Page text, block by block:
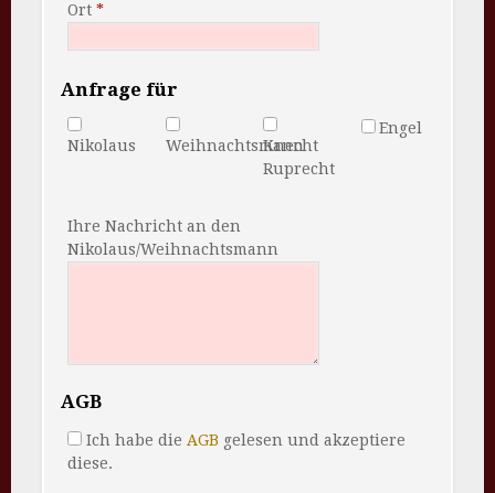
Ort
Anfrage für
Nikolaus Weihnachtsmann
Knecht
Ruprecht
Engel
Ihre Nachricht an den
Nikolaus/Weihnachtsmann
AGB
Ich habe die AGB gelesen und akzeptiere
diese.